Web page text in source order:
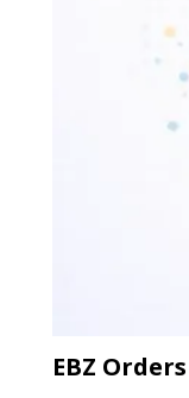
EBZ Orders